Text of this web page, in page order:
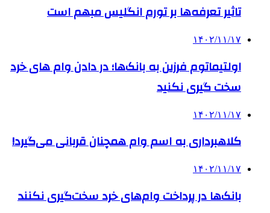
تاثیر تعرفه‎‌ها بر تورم انگلیس مبهم است
۱۴۰۲/۱۱/۱۷
اولتیماتوم فرزین به بانک‌ها؛ در دادن وام های خرد
سخت گیری نکنید
۱۴۰۲/۱۱/۱۷
کلاهبرداری به اسم وام‌ همچنان قربانی می‌گیرد!
۱۴۰۲/۱۱/۱۷
بانک‌ها در پرداخت وام‌های خرد سخت‌گیری نکنند